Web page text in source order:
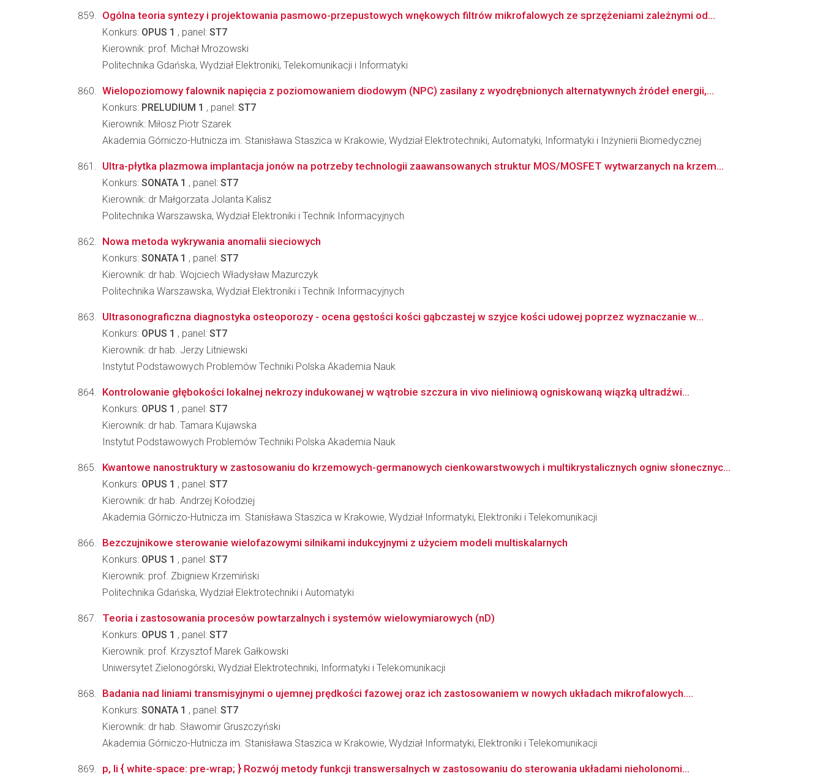
Ogólna teoria syntezy i projektowania pasmowo-przepustowych wnękowych filtrów mikrofalowych ze sprzężeniami zależnymi od...
Konkurs: OPUS 1 , panel: ST7
Kierownik: prof. Michał Mrozowski
Politechnika Gdańska, Wydział Elektroniki, Telekomunikacji i Informatyki
Wielopoziomowy falownik napięcia z poziomowaniem diodowym (NPC) zasilany z wyodrębnionych alternatywnych źródeł energii,...
Konkurs: PRELUDIUM 1 , panel: ST7
Kierownik: Miłosz Piotr Szarek
Akademia Górniczo-Hutnicza im. Stanisława Staszica w Krakowie, Wydział Elektrotechniki, Automatyki, Informatyki i Inżynierii Biomedycznej
Ultra-płytka plazmowa implantacja jonów na potrzeby technologii zaawansowanych struktur MOS/MOSFET wytwarzanych na krzem...
Konkurs: SONATA 1 , panel: ST7
Kierownik: dr Małgorzata Jolanta Kalisz
Politechnika Warszawska, Wydział Elektroniki i Technik Informacyjnych
Nowa metoda wykrywania anomalii sieciowych
Konkurs: SONATA 1 , panel: ST7
Kierownik: dr hab. Wojciech Władysław Mazurczyk
Politechnika Warszawska, Wydział Elektroniki i Technik Informacyjnych
Ultrasonograficzna diagnostyka osteoporozy - ocena gęstości kości gąbczastej w szyjce kości udowej poprzez wyznaczanie w...
Konkurs: OPUS 1 , panel: ST7
Kierownik: dr hab. Jerzy Litniewski
Instytut Podstawowych Problemów Techniki Polska Akademia Nauk
Kontrolowanie głębokości lokalnej nekrozy indukowanej w wątrobie szczura in vivo nieliniową ogniskowaną wiązką ultradźwi...
Konkurs: OPUS 1 , panel: ST7
Kierownik: dr hab. Tamara Kujawska
Instytut Podstawowych Problemów Techniki Polska Akademia Nauk
Kwantowe nanostruktury w zastosowaniu do krzemowych-germanowych cienkowarstwowych i multikrystalicznych ogniw słonecznyc...
Konkurs: OPUS 1 , panel: ST7
Kierownik: dr hab. Andrzej Kołodziej
Akademia Górniczo-Hutnicza im. Stanisława Staszica w Krakowie, Wydział Informatyki, Elektroniki i Telekomunikacji
Bezczujnikowe sterowanie wielofazowymi silnikami indukcyjnymi z użyciem modeli multiskalarnych
Konkurs: OPUS 1 , panel: ST7
Kierownik: prof. Zbigniew Krzemiński
Politechnika Gdańska, Wydział Elektrotechniki i Automatyki
Teoria i zastosowania procesów powtarzalnych i systemów wielowymiarowych (nD)
Konkurs: OPUS 1 , panel: ST7
Kierownik: prof. Krzysztof Marek Gałkowski
Uniwersytet Zielonogórski, Wydział Elektrotechniki, Informatyki i Telekomunikacji
Badania nad liniami transmisyjnymi o ujemnej prędkości fazowej oraz ich zastosowaniem w nowych układach mikrofalowych....
Konkurs: SONATA 1 , panel: ST7
Kierownik: dr hab. Sławomir Gruszczyński
Akademia Górniczo-Hutnicza im. Stanisława Staszica w Krakowie, Wydział Informatyki, Elektroniki i Telekomunikacji
p, li { white-space: pre-wrap; } Rozwój metody funkcji transwersalnych w zastosowaniu do sterowania układami nieholonomi...